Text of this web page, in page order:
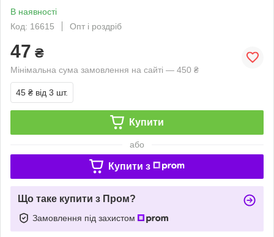
В наявності
Код: 16615
Опт і роздріб
47 ₴
Мінімальна сума замовлення на сайті — 450 ₴
45 ₴ від 3 шт.
Купити
або
Купити з
Що таке купити з Пром?
Замовлення під захистом